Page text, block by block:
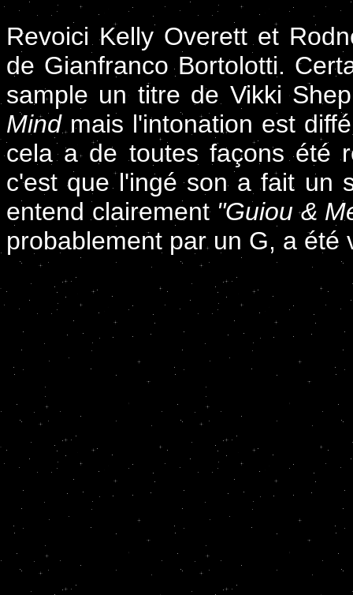
Revoici Kelly Overett et
de Gianfranco Bortolotti.
sample un titre de Vikki
Mindmais l'intonation est
cela a de toutes façons été
c'est que l'ingé son a fait un
entend clairement "Guiou &
probablement par un G, a